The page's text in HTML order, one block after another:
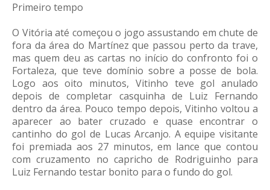
Primeiro tempo
O Vitória até começou o jogo assustando em chute de
fora da área do Martínez que passou perto da trave,
mas quem deu as cartas no início do confronto foi o
Fortaleza, que teve domínio sobre a posse de bola.
Logo aos oito minutos, Vitinho teve gol anulado
depois de completar casquinha de Luiz Fernando
dentro da área. Pouco tempo depois, Vitinho voltou a
aparecer ao bater cruzado e quase encontrar o
cantinho do gol de Lucas Arcanjo. A equipe visitante
foi premiada aos 27 minutos, em lance que contou
com cruzamento no capricho de Rodriguinho para
Luiz Fernando testar bonito para o fundo do gol.